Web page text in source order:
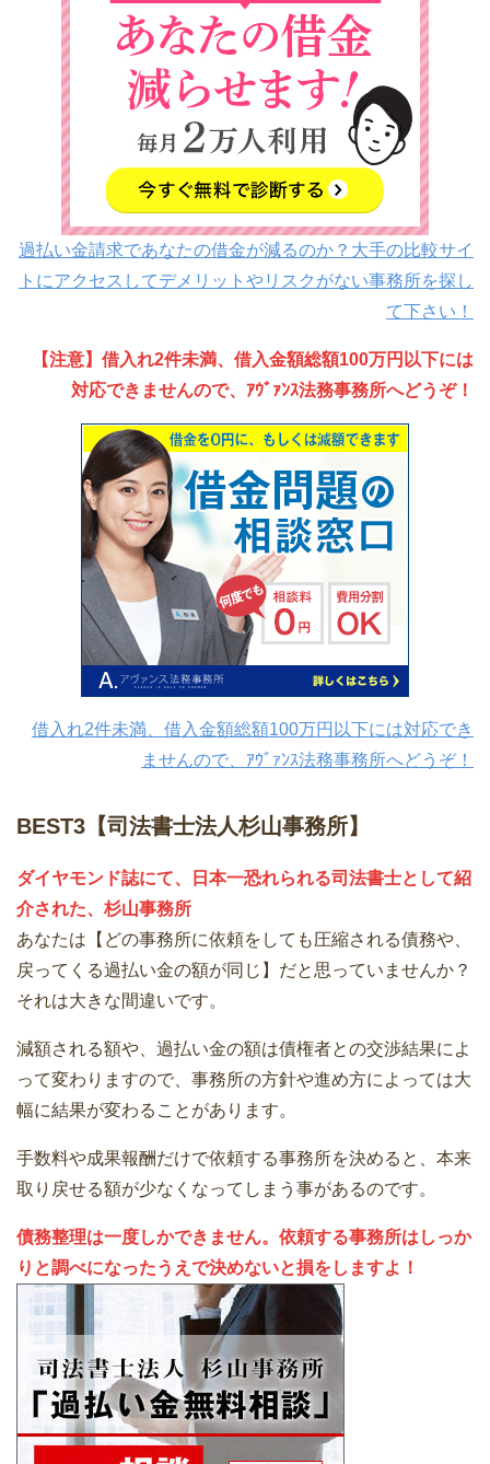
過払い金請求であなたの借金が減るのか？大手の比較サイ
トにアクセスしてデメリットやリスクがない事務所を探し
て下さい！
【注意】借入れ2件未満、借入金額総額100万円以下には
対応できませんので、ｱｳﾞｧﾝｽ法務事務所へどうぞ！
借入れ2件未満、借入金額総額100万円以下には対応でき
ませんので、ｱｳﾞｧﾝｽ法務事務所へどうぞ！
BEST3【司法書士法人杉山事務所】
ダイヤモンド誌にて、日本一恐れられる司法書士として紹
介された、杉山事務所
あなたは【どの事務所に依頼をしても圧縮される債務や、
戻ってくる過払い金の額が同じ】だと思っていませんか？
それは大きな間違いです。
減額される額や、過払い金の額は債権者との交渉結果によ
って変わりますので、事務所の方針や進め方によっては大
幅に結果が変わることがあります。
手数料や成果報酬だけで依頼する事務所を決めると、本来
取り戻せる額が少なくなってしまう事があるのです。
債務整理は一度しかできません。依頼する事務所はしっか
りと調べになったうえで決めないと損をしますよ！